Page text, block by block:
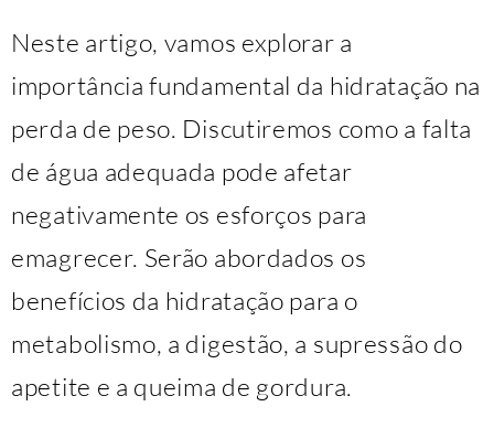
Neste artigo, vamos explorar a
importância fundamental da hidratação na
perda de peso. Discutiremos como a falta
de água adequada pode afetar
negativamente os esforços para
emagrecer. Serão abordados os
benefícios da hidratação para o
metabolismo, a digestão, a supressão do
apetite e a queima de gordura.